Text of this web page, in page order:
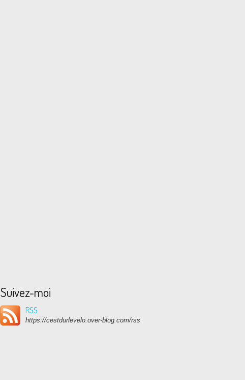
Suivez-moi
RSS
https://cestdurlevelo.over-blog.com/rss